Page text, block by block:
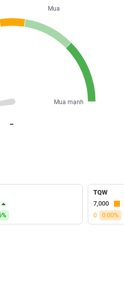
Mua
Mua mạnh
TQW
7,000
0
0.00%